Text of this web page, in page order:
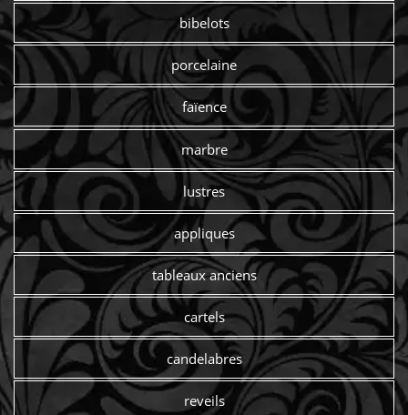
bibelots
porcelaine
faïence
marbre
lustres
appliques
tableaux anciens
cartels
candelabres
reveils